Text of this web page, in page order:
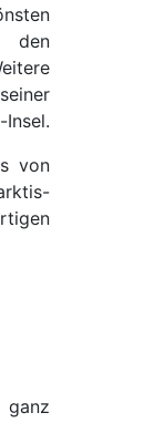
den
von
ganz